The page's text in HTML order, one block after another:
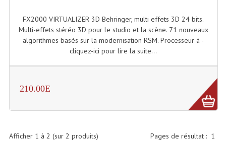
Caisson De Basse Amplifié
Caissons De Basses
FX2000 VIRTUALIZER 3D Behringer, multi effets 3D 24 bits.
Multi-effets stéréo 3D pour le studio et la scène. 71 nouveaux
algorithmes basés sur la modernisation RSM. Processeur à -
cliquez-ici pour lire la suite...
210.00E
Pages de résultat : 1
Afficher 1 à 2 (sur 2 produits)